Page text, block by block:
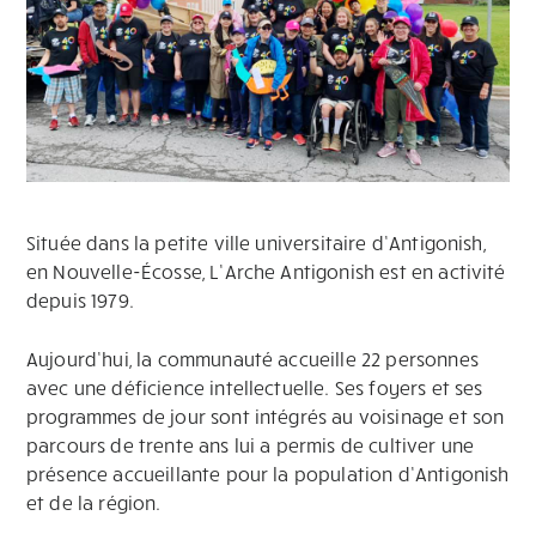
Située dans la petite ville universitaire d’Antigonish,
en Nouvelle-Écosse, L’Arche Antigonish est en activité
depuis 1979.
Aujourd’hui, la communauté accueille 22 personnes
avec une déficience intellectuelle. Ses foyers et ses
programmes de jour sont intégrés au voisinage et son
parcours de trente ans lui a permis de cultiver une
présence accueillante pour la population d’Antigonish
et de la région.